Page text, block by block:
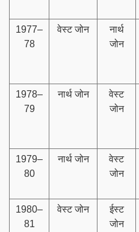
1977–
78
वेस्ट जोन
नार्थ
जोन
1978–
79
नार्थ जोन
वेस्ट
जोन
1979–
80
नार्थ जोन
वेस्ट
जोन
1980–
81
वेस्ट जोन
ईस्ट
जोन